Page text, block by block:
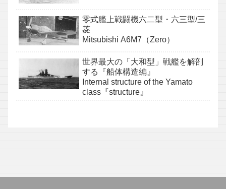
零式艦上戦闘機六二型・六三型/三
菱
Mitsubishi A6M7（Zero）
世界最大の「大和型」戦艦を解剖
する『船体構造編』
Internal structure of the Yamato
class『structure』